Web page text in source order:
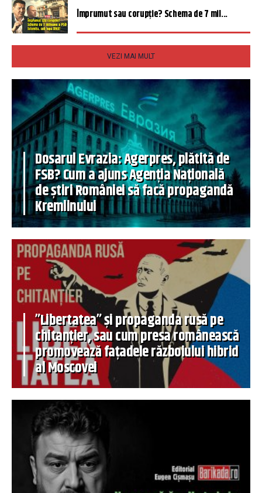
Împrumut sau corupție? Schema de 7 mil...
VEZI MAI MULT
Dosarul Evrazia: Agerpres, plătită de
FSB? Cum a ajuns Agenția Națională
de știri României să facă propagandă
Kremlinului
”Libertatea” și propaganda rusă pe
chitanțier, sau cum presa românească
promovează fațadele războiului hibrid
al Moscovei